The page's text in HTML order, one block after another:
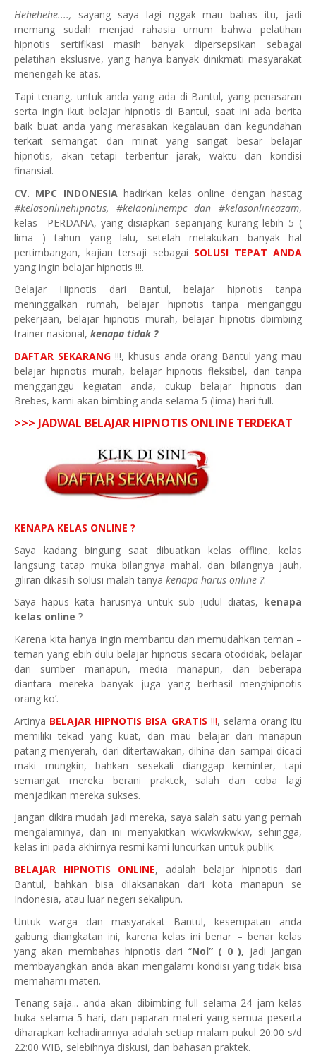
Hehehehe...., sayang saya lagi nggak mau bahas itu, jadi
memang sudah menjad rahasia umum bahwa pelatihan
hipnotis sertifikasi masih banyak dipersepsikan sebagai
pelatihan ekslusive, yang hanya banyak dinikmati masyarakat
menengah ke atas.
Tapi tenang, untuk anda yang ada di Bantul, yang penasaran
serta ingin ikut belajar hipnotis di Bantul, saat ini ada berita
baik buat anda yang merasakan kegalauan dan kegundahan
terkait semangat dan minat yang sangat besar belajar
hipnotis, akan tetapi terbentur jarak, waktu dan kondisi
finansial.
CV. MPC INDONESIA hadirkan kelas online dengan hastag
#kelasonlinehipnotis, #kelaonlinempc dan #kelasonlineazam,
kelas
PERDANA, yang disiapkan sepanjang kurang lebih 5 (
lima ) tahun yang lalu, setelah melakukan banyak hal
pertimbangan, kajian tersaji sebagai SOLUSI TEPAT ANDA
yang ingin belajar hipnotis !!!.
Belajar Hipnotis dari Bantul, belajar hipnotis tanpa
meninggalkan rumah, belajar hipnotis tanpa menganggu
pekerjaan, belajar hipnotis murah, belajar hipnotis dbimbing
trainer nasional, kenapa tidak ?
DAFTAR SEKARANG!!!, khusus anda orang Bantul yang mau
belajar hipnotis murah, belajar hipnotis fleksibel, dan tanpa
mengganggu kegiatan anda, cukup belajar hipnotis dari
Brebes, kami akan bimbing anda selama 5 (lima) hari full.
>>> JADWAL BELAJAR HIPNOTIS ONLINE TERDEKAT
KENAPA KELAS ONLINE ?
Saya kadang bingung saat dibuatkan kelas offline, kelas
langsung tatap muka bilangnya mahal, dan bilangnya jauh,
giliran dikasih solusi malah tanya kenapa harus online ?.
Saya hapus kata harusnya untuk sub judul diatas, kenapa
kelas online ?
Karena kita hanya ingin membantu dan memudahkan teman –
teman yang ebih dulu belajar hipnotis secara otodidak, belajar
dari sumber manapun, media manapun, dan beberapa
diantara mereka banyak juga yang berhasil menghipnotis
orang ko’.
Artinya BELAJAR HIPNOTIS BISA GRATIS !!!, selama orang itu
memiliki tekad yang kuat, dan mau belajar dari manapun
patang menyerah, dari ditertawakan, dihina dan sampai dicaci
maki mungkin, bahkan sesekali dianggap keminter, tapi
semangat mereka berani praktek, salah dan coba lagi
menjadikan mereka sukses.
Jangan dikira mudah jadi mereka, saya salah satu yang pernah
mengalaminya, dan ini menyakitkan wkwkwkwkw, sehingga,
kelas ini pada akhirnya resmi kami luncurkan untuk publik.
BELAJAR HIPNOTIS ONLINE, adalah belajar hipnotis dari
Bantul, bahkan bisa dilaksanakan dari kota manapun se
Indonesia, atau luar negeri sekalipun.
Untuk warga dan masyarakat Bantul, kesempatan anda
gabung diangkatan ini, karena kelas ini benar – benar kelas
yang akan membahas hipnotis dari “Nol” ( 0 ), jadi jangan
membayangkan anda akan mengalami kondisi yang tidak bisa
memahami materi.
Tenang saja... anda akan dibimbing full selama 24 jam kelas
buka selama 5 hari, dan paparan materi yang semua peserta
diharapkan kehadirannya adalah setiap malam pukul 20:00 s/d
22:00 WIB, selebihnya diskusi, dan bahasan praktek.